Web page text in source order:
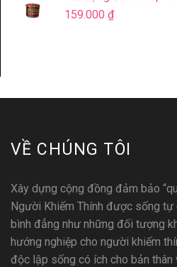
159.000 ₫
VỀ CHÚNG TÔI
Xây dựng cộng đồng đảm bảo
Người Khiếm Thính được sống tự
bình đẳng như những đối tượng
hướng nghiệp cho người khiếm
độc lập sống có ích cho bản thân